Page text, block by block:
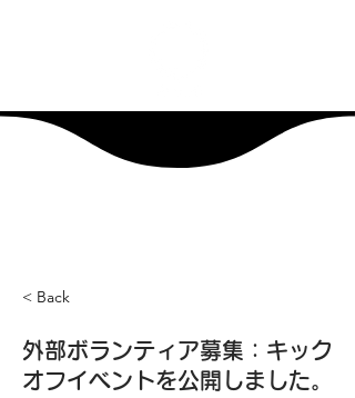
< Back
外部ボランティア募集：キック
オフイベントを公開しました。